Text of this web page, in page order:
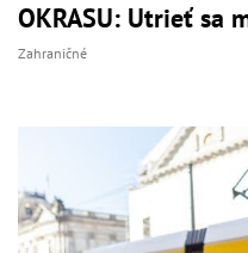
OKRASU: Utrieť sa
Zahraničné